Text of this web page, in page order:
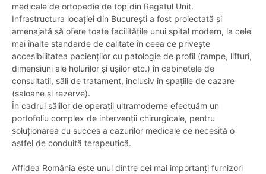
medicale de ortopedie de top din Regatul Unit.
Infrastructura locației din București a fost proiectată și
amenajată să ofere toate facilitățile unui spital modern, la cele
mai înalte standarde de calitate în ceea ce privește
accesibilitatea pacienților cu patologie de profil (rampe, lifturi,
dimensiuni ale holurilor și ușilor etc.) în cabinetele de
consultații, săli de tratament, inclusiv în spațiile de cazare
(saloane și rezerve).
În cadrul sălilor de operații ultramoderne efectuăm un
portofoliu complex de intervenții chirurgicale, pentru
soluționarea cu succes a cazurilor medicale ce necesită o
astfel de conduită terapeutică.
Affidea România este unul dintre cei mai importanți furnizori